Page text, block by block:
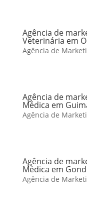
Agência de
Veterinária em
Agência de
Agência de
Médica em
Agência de
Agência de
Médica em
Agência de